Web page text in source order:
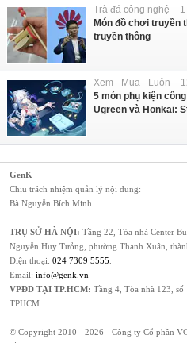
Trà đá công nghệ -
Món đồ chơi truyền
truyền thông
Xem - Mua - Luôn -
5 món phụ kiện
Ugreen và Honkai:
GenK
Chịu trách nhiệm quản lý nội dung:
Bà Nguyễn Bích Minh
TRỤ SỞ HÀ NỘI: Tầng 22, Tòa nhà Center
Nguyễn Huy Tưởng, phường Thanh Xuân,
Điện thoại: 024 7309 5555
Email: info@genk.vn
VPĐD TẠI TP.HCM: Tầng 4, Tòa nhà 123, số
TPHCM
© Copyright 2010 - 2026 - Công ty Cổ phần